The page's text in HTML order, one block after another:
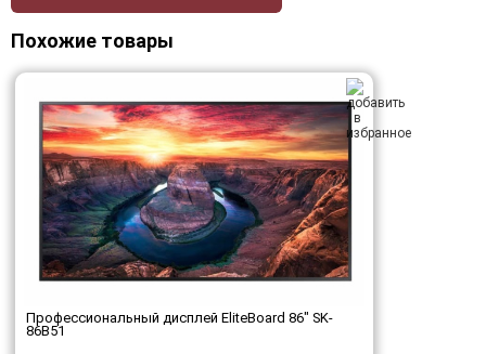
Похожие товары
Профессиональный дисплей EliteBoard 86" SK-
86B51